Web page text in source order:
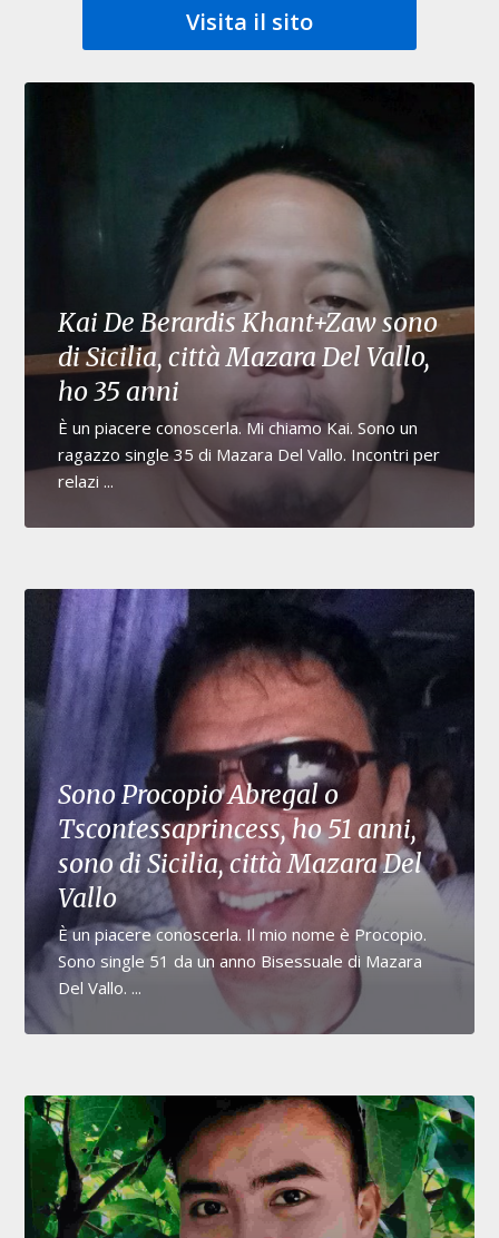
Visita il sito
Kai De Berardis Khant+Zaw sono
di Sicilia, città Mazara Del Vallo,
ho 35 anni
È un piacere conoscerla. Mi chiamo Kai. Sono un
ragazzo single 35 di Mazara Del Vallo. Incontri per
relazi ...
Sono Procopio Abregal o
Tscontessaprincess, ho 51 anni,
sono di Sicilia, città Mazara Del
Vallo
È un piacere conoscerla. Il mio nome è Procopio.
Sono single 51 da un anno Bisessuale di Mazara
Del Vallo. ...